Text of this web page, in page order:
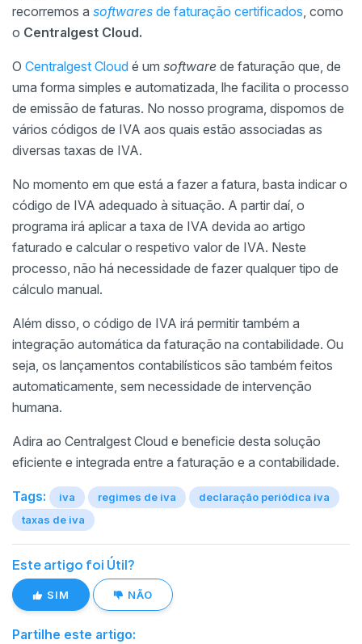
recorremos a softwares de faturação certificados, como
o Centralgest Cloud.
O Centralgest Cloud é um software de faturação que, de
uma forma simples e automatizada, lhe facilita o processo
de emissão de faturas. No nosso programa, dispomos de
vários códigos de IVA aos quais estão associadas as
diversas taxas de IVA.
No momento em que está a fazer a fatura, basta indicar o
código de IVA adequado à situação. A partir daí, o
programa irá aplicar a taxa de IVA devida ao artigo
faturado e calcular o respetivo valor de IVA. Neste
processo, não há necessidade de fazer qualquer tipo de
cálculo manual.
Além disso, o código de IVA irá permitir também a
integração automática da faturação na contabilidade. Ou
seja, os lançamentos contabilísticos são também feitos
automaticamente, sem necessidade de intervenção
humana.
Adira ao Centralgest Cloud e beneficie desta solução
eficiente e integrada entre a faturação e a contabilidade.
Tags: iva regimes de iva
declaração periódica iva
taxas de iva
Este artigo foi Útil?
SIM NÃO
Partilhe este artigo: